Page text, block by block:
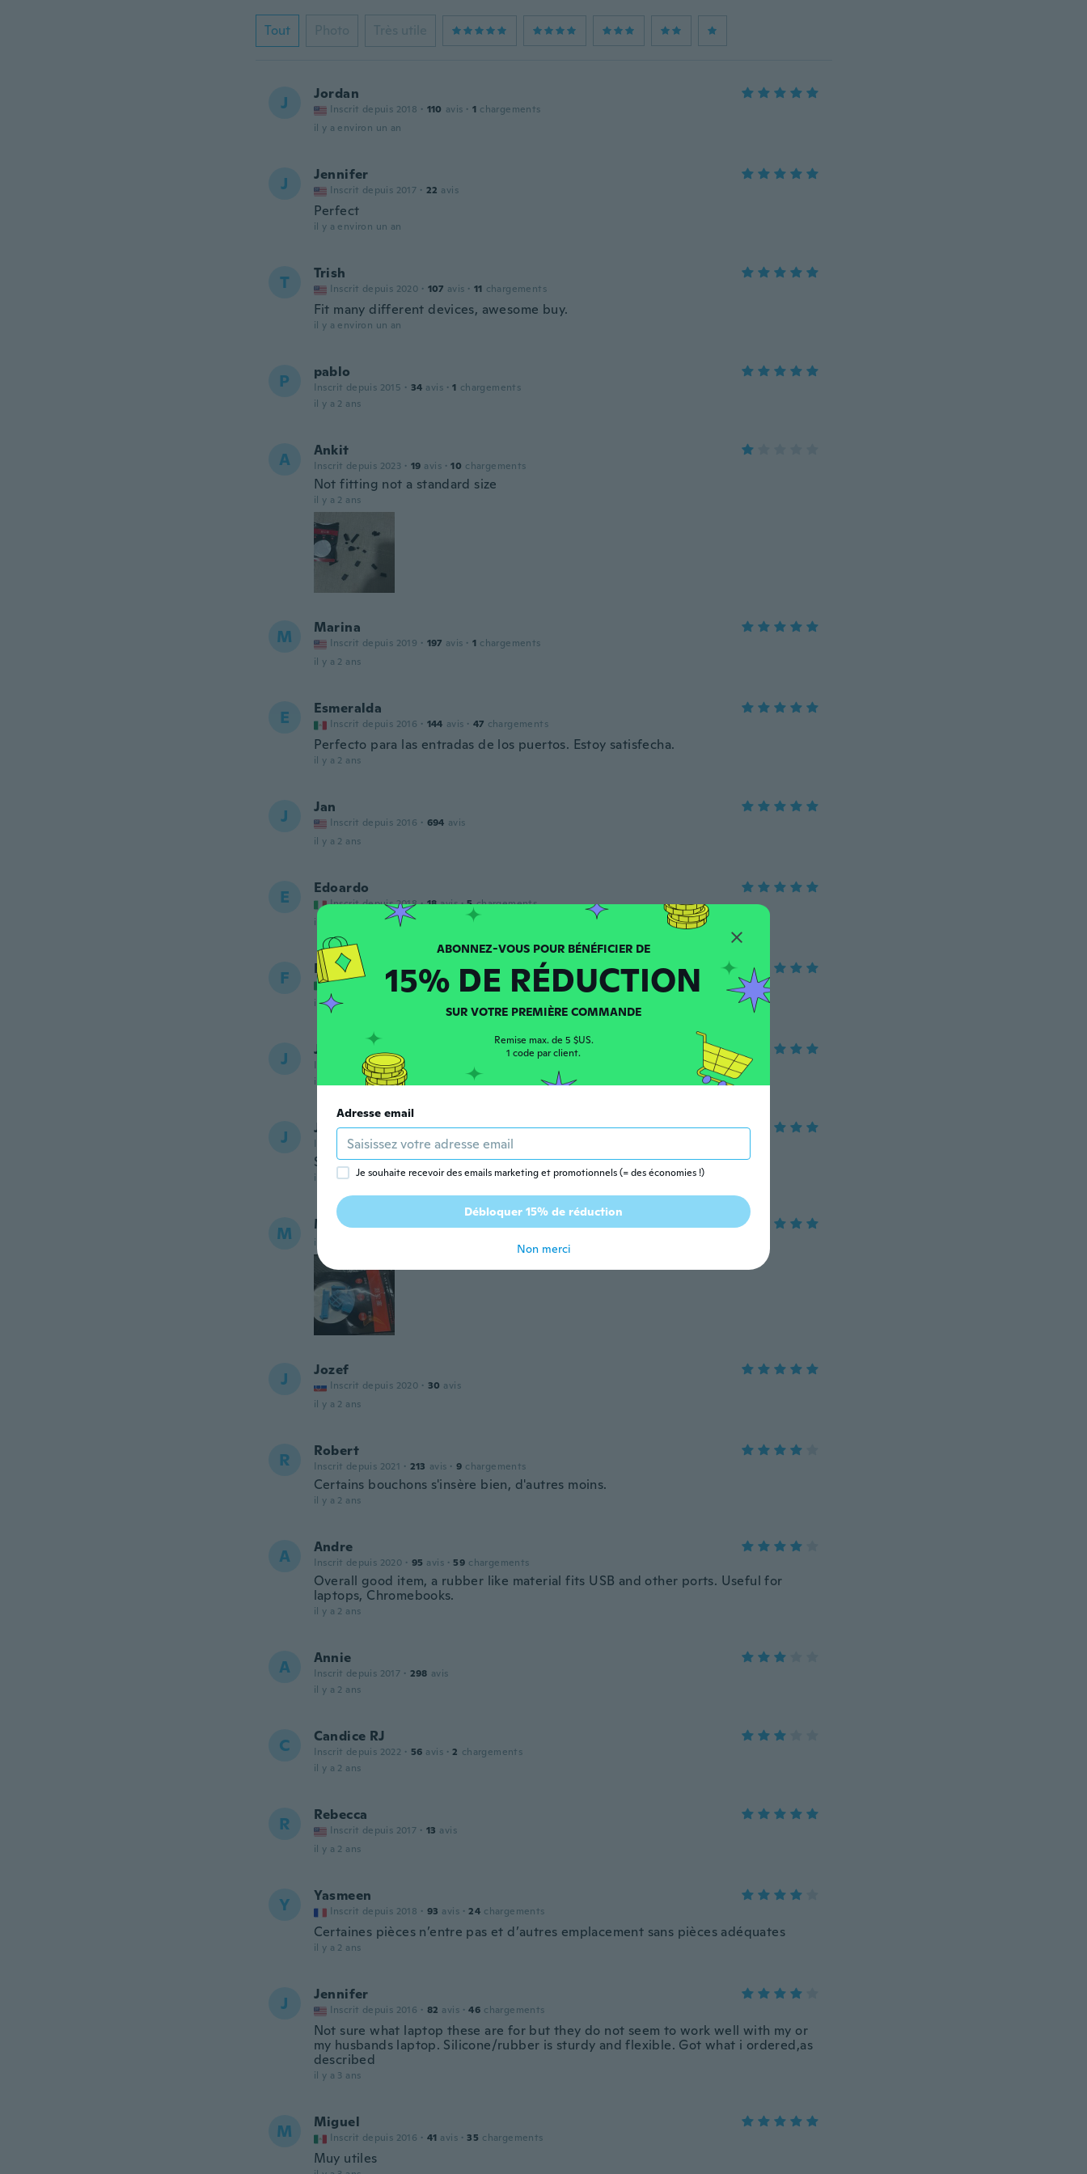
Tout Photo Très utile
J Jordan
Inscrit depuis 2018 · 110 avis · 1 chargements
il y a environ un an
J Jennifer
Inscrit depuis 2017 · 22 avis
Perfect
il y a environ un an
T Trish
Inscrit depuis 2020 · 107 avis · 11 chargements
Fit many different devices, awesome buy.
il y a environ un an
P pablo
Inscrit depuis 2015 · 34 avis · 1 chargements
il y a 2 ans
A Ankit
Inscrit depuis 2023 · 19 avis · 10 chargements
Not fitting not a standard size
il y a 2 ans
M Marina
Inscrit depuis 2019 · 197 avis · 1 chargements
il y a 2 ans
E Esmeralda
Inscrit depuis 2016 · 144 avis · 47 chargements
Perfecto para las entradas de los puertos. Estoy satisfecha.
il y a 2 ans
J Jan
Inscrit depuis 2016 · 694 avis
il y a 2 ans
E Edoardo
Inscrit depuis 2018 · 18 avis · 5 chargements
il y a 2 ans
F Federico
Inscrit depuis 2018 · 20 avis
il y a 2 ans
J Johan
Inscrit depuis 2018 ·
il y a 2 ans
J JOSE
Inscrit depuis 2018 · 3 avis · 3 chargements
Super practico muy completo muy buena compra
il y a 2 ans
M Martha
il y a 2 ans
J Jozef
Inscrit depuis 2020 · 30 avis
il y a 2 ans
R Robert
Inscrit depuis 2021 · 213 avis · 9 chargements
Certains bouchons s'insère bien, d'autres moins.
il y a 2 ans
A Andre
Inscrit depuis 2020 · 95 avis · 59 chargements
Overall good item, a rubber like material fits USB and other ports. Useful for
laptops, Chromebooks.
il y a 2 ans
A Annie
Inscrit depuis 2017 · 298 avis
il y a 2 ans
C Candice RJ
Inscrit depuis 2022 · 56 avis · 2 chargements
il y a 2 ans
R Rebecca
Inscrit depuis 2017 · 13 avis
il y a 2 ans
Y Yasmeen
Inscrit depuis 2018 · 93 avis · 24 chargements
Certaines pièces n’entre pas et d’autres emplacement sans pièces adéquates
il y a 2 ans
J Jennifer
Inscrit depuis 2016 · 82 avis · 46 chargements
Not sure what laptop these are for but they do not seem to work well with my or
my husbands laptop. Silicone/rubber is sturdy and flexible. Got what i ordered,as
described
il y a 3 ans
M Miguel
Inscrit depuis 2016 · 41 avis · 35 chargements
Muy utiles
15% DE RÉDUCTION
SUR VOTRE PREMIÈRE COMMANDE
Remise max. de 5 $US.
1 code par client.
Adresse email
Je souhaite recevoir des emails marketing et promotionnels (= des économies !)
Débloquer 15% de réduction
Non merci